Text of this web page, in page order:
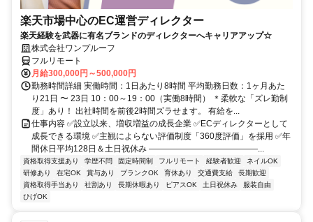
楽天市場中心のEC運営ディレクター
楽天経験を武器に有名ブランドのディレクターへキャリアアップ☆
株式会社ワンプルーフ
フルリモート
月給300,000円～500,000円
勤務時間詳細 実働時間：1日あたり8時間 平均勤務日数：1ヶ月あた
り21日 〜 23日 10：00～19：00（実働8時間） ＊柔軟な「ズレ勤制
度」あり！ 出社時間を前後2時間ズラせます。 有給を...
仕事内容 ✅設立以来、増収増益の成長企業 ✅ECディレクターとして
成長できる環境 ✅主観によらない評価制度「360度評価」を採用 ✅年
間休日平均128日＆土日祝休み ―――――――――――――...
資格取得支援あり 学歴不問 固定時間制 フルリモート 経験者歓迎
ネイルOK
研修あり
在宅OK 賞与あり ブランクOK 育休あり 交通費支給
長期歓迎
資格取得手当あり
社割あり 長期休暇あり ピアスOK 土日祝休み
服装自由
ひげOK